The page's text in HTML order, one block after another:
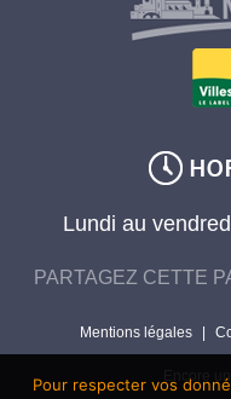
Lundi au
PARTAGEZ CETTE
Mentions légales |
Encore
Pour respecter vos